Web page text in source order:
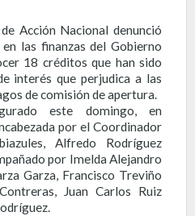
Acción Nacional denunció
las finanzas del Gobierno
18 créditos que han sido
interés que perjudica a las
de comisión de apertura.
este domingo, en
por el Coordinador
Alfredo Rodríguez
por Imelda Alejandro
Garza, Francisco Treviño
Juan Carlos Ruiz